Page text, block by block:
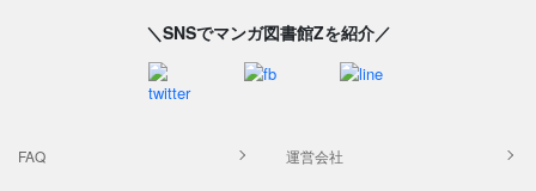
＼SNSでマンガ図書館Zを紹介／
FAQ 運営会社